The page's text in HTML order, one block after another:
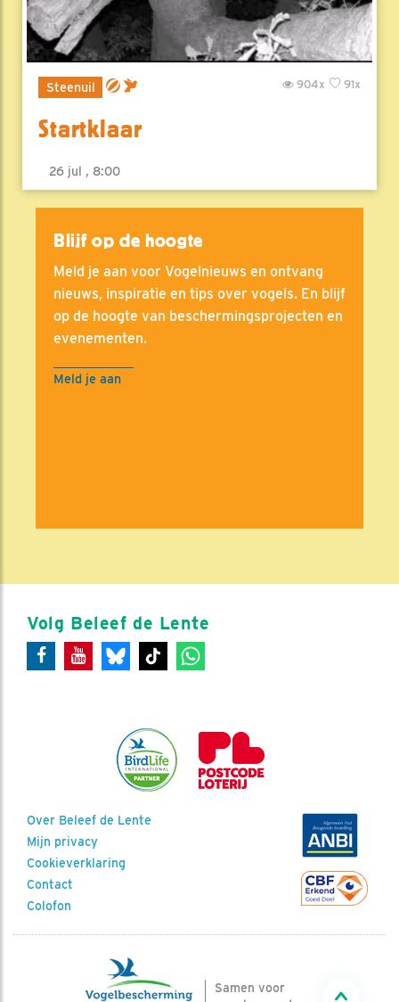
Steenuil 91x
904x
Startklaar
26 jul , 8:00
Blijf op de hoogte
Meld je aan voor Vogelnieuws en ontvang
nieuws, inspiratie en tips over vogels. En blijf
op de hoogte van beschermingsprojecten en
evenementen.
Meld je aan
Volg Beleef de Lente
Over Beleef de Lente
Mijn privacy
Cookieverklaring
Contact
Colofon
Samen voor